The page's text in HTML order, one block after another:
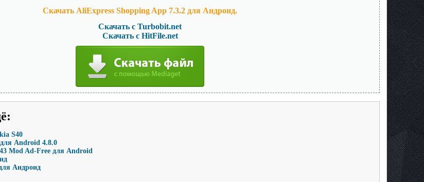
Скачать AliExpress Shopping App 7.3.2 для Андроид.
Скачать с Turbobit.net
Скачать с HitFile.net
:
S40
Android 4.8.0
Mod Ad-Free для Android
Андроид